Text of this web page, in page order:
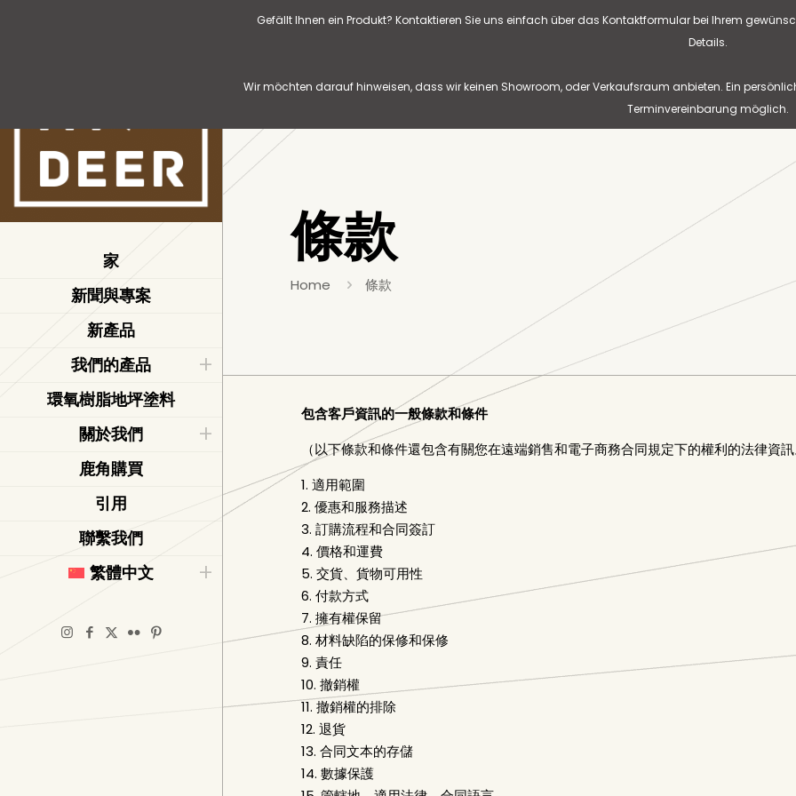
Gefällt Ihnen ein Produkt? Kontaktieren Sie uns einfach über das Kontaktformular bei Ihrem
Details.
Wir möchten darauf hinweisen, dass wir keinen Showroom, oder Verkaufsraum anbieten. Ein
Terminvereinbarung möglich.
家
新聞與專案
新產品
我們的產品
環氧樹脂地坪塗料
關於我們
鹿角購買
引用
聯繫我們
繁體中文
條款
Home 條款
包含客戶資訊的一般條款和條件
（以下條款和條件還包含有關您在遠端銷售和電子商務合同規定下的權利的法律資
1. 適用範圍
2. 優惠和服務描述
3. 訂購流程和合同簽訂
4. 價格和運費
5. 交貨、貨物可用性
6. 付款方式
7. 擁有權保留
8. 材料缺陷的保修和保修
9. 責任
10. 撤銷權
11. 撤銷權的排除
12. 退貨
13. 合同文本的存儲
14. 數據保護